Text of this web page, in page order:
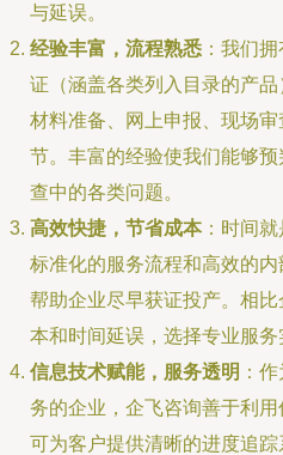
与延误。
经验丰富，流程熟悉 ：我们
证（涵盖各类列入目录的产
材料准备、网上申报、现场
节。丰富的经验使我们能够
查中的各类问题。
高效快捷，节省成本：时间就
标准化的服务流程和高效的
帮助企业尽早获证投产。相
本和时间延误，选择专业服
信息技术赋能，服务透明 ：
务的企业，企飞咨询善于利
可为客户提供清晰的进度追